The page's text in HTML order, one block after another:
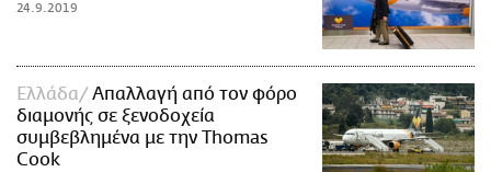
24.9.2019
Ελλάδα
Απαλλαγή από τον φόρο
διαμονής σε ξενοδοχεία
συμβεβλημένα με την Thomas
Cook